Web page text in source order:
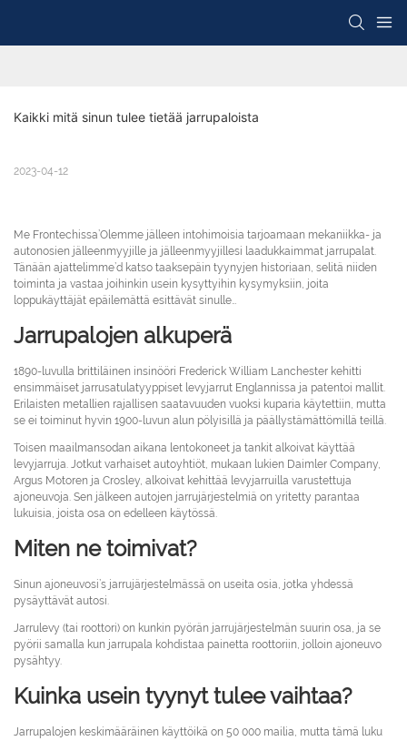
Kaikki mitä sinun tulee tietää jarrupaloista
2023-04-12
Me Frontechissa’Olemme jälleen intohimoisia tarjoamaan mekaniikka- ja
autonosien jälleenmyyjille ja jälleenmyyjillesi laadukkaimmat jarrupalat.
Tänään ajattelimme’d katso taaksepäin tyynyjen historiaan, selitä niiden
toiminta ja vastaa joihinkin usein kysyttyihin kysymyksiin, joita
loppukäyttäjät epäilemättä esittävät sinulle…
Jarrupalojen alkuperä
1890-luvulla brittiläinen insinööri Frederick William Lanchester kehitti
ensimmäiset jarrusatulatyyppiset levyjarrut Englannissa ja patentoi mallit.
Erilaisten metallien rajallisen saatavuuden vuoksi kuparia käytettiin, mutta
se ei toiminut hyvin 1900-luvun alun pölyisillä ja päällystämättömillä teillä.
Toisen maailmansodan aikana lentokoneet ja tankit alkoivat käyttää
levyjarruja. Jotkut varhaiset autoyhtiöt, mukaan lukien Daimler Company,
Argus Motoren ja Crosley, alkoivat kehittää levyjarruilla varustettuja
ajoneuvoja. Sen jälkeen autojen jarrujärjestelmiä on yritetty parantaa
lukuisia, joista osa on edelleen käytössä.
Miten ne toimivat?
Sinun ajoneuvosi’s jarrujärjestelmässä on useita osia, jotka yhdessä
pysäyttävät autosi.
Jarrulevy (tai roottori) on kunkin pyörän jarrujärjestelmän suurin osa, ja se
pyörii samalla kun jarrupala kohdistaa painetta roottoriin, jolloin ajoneuvo
pysähtyy.
Kuinka usein tyynyt tulee vaihtaa?
Jarrupalojen keskimääräinen käyttöikä on 50 000 mailia, mutta tämä luku